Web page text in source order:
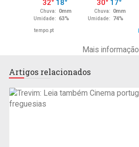
Mais informação
Artigos relacionados